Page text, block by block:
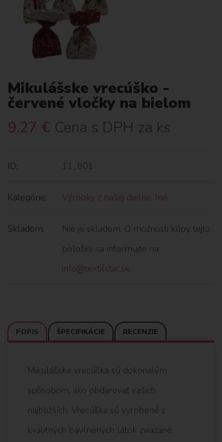
Mikulášske vrecúško -
červené vločky na bielom
9.27 € Cena s DPH za ks
ID: 11_801
Kategórie: Výrobky z našej dielne, Iné
Skladom:
Nie je skladom. O možnosti kúpy tejto
položky sa informujte na:
info@textilstar.sk
POPIS ŠPECIFIKÁCIE RECENZIE
Mikulášske vrecúška sú dokonalým
spôsobom, ako obdarovať vašich
najbližších. Vrecúška sú vyrobené z
kvalitných bavlnených látok zviazané